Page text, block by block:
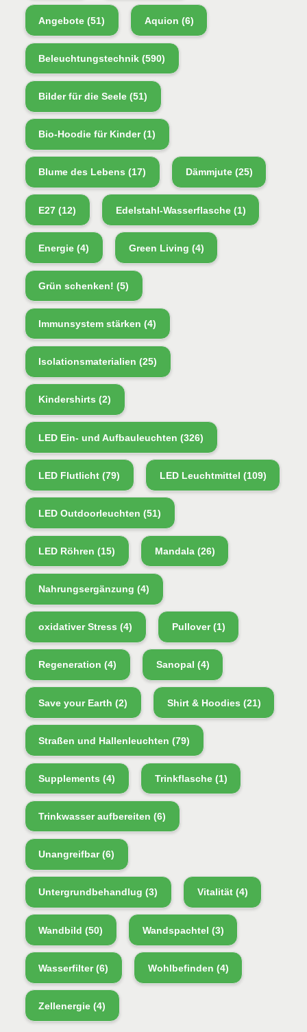
Angebote (51) Aquion (6)
Beleuchtungstechnik (590)
Bilder für die Seele (51)
Bio-Hoodie für Kinder(1)
Blume des Lebens (17) Dämmjute(25)
E27 (12) Edelstahl-Wasserflasche(1)
Energie (4) Green Living (4)
Grün schenken! (5)
Immunsystem stärken (4)
Isolationsmaterialien (25)
Kindershirts (2)
LED Ein- und Aufbauleuchten (326)
LED Flutlicht (79) LED Leuchtmittel (109)
LED Outdoorleuchten (51)
LED Röhren (15) Mandala(26)
Nahrungsergänzung (4)
oxidativer Stress (4) Pullover(1)
Regeneration (4) Sanopal (4)
Save your Earth (2) Shirt & Hoodies (21)
Straßen und Hallenleuchten (79)
Supplements (4) Trinkflasche(1)
Trinkwasser aufbereiten (6)
Unangreifbar(6)
Untergrundbehandlug (3) Vitalität(4)
Wandbild (50) Wandspachtel (3)
Wasserfilter(6) Wohlbefinden (4)
Zellenergie (4)